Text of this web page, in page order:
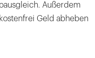
Außerdem
Geld abheben